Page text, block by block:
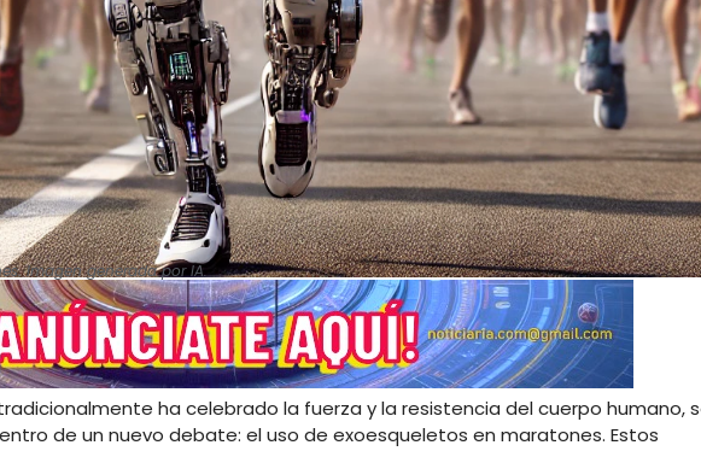
Imagen generada por IA.
ha celebrado la fuerza y la resistencia del cuerpo humano,
de un nuevo debate: el uso de exoesqueletos en maratones. Estos